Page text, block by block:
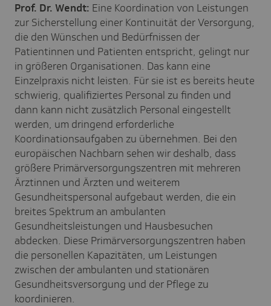
Prof. Dr. Wendt: Eine Koordination von Leistungen
zur Sicherstellung einer Kontinuität der Versorgung,
die den Wünschen und Bedürfnissen der
Patientinnen und Patienten entspricht, gelingt nur
in größeren Organisationen. Das kann eine
Einzelpraxis nicht leisten. Für sie ist es bereits heute
schwierig, qualifiziertes Personal zu finden und
dann kann nicht zusätzlich Personal eingestellt
werden, um dringend erforderliche
Koordinationsaufgaben zu übernehmen. Bei den
europäischen Nachbarn sehen wir deshalb, dass
größere Primärversorgungszentren mit mehreren
Ärztinnen und Ärzten und weiterem
Gesundheitspersonal aufgebaut werden, die ein
breites Spektrum an ambulanten
Gesundheitsleistungen und Hausbesuchen
abdecken. Diese Primärversorgungszentren haben
die personellen Kapazitäten, um Leistungen
zwischen der ambulanten und stationären
Gesundheitsversorgung und der Pflege zu
koordinieren.